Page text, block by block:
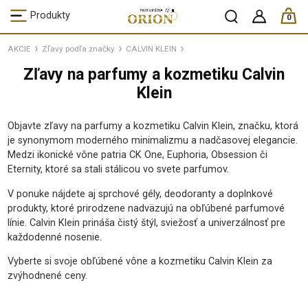
Produkty 0
ks /
AKCIE Zľavy podľa značky CALVIN KLEIN
Zľavy na parfumy a kozmetiku Calvin
Klein
Objavte zľavy na parfumy a kozmetiku Calvin Klein, značku, ktorá
je synonymom moderného minimalizmu a nadčasovej elegancie.
Medzi ikonické vône patria CK One, Euphoria, Obsession či
Eternity, ktoré sa stali stálicou vo svete parfumov.
V ponuke nájdete aj sprchové gély, deodoranty a doplnkové
produkty, ktoré prirodzene nadväzujú na obľúbené parfumové
línie. Calvin Klein prináša čistý štýl, sviežosť a univerzálnosť pre
každodenné nosenie.
Vyberte si svoje obľúbené vône a kozmetiku Calvin Klein za
zvýhodnené ceny.